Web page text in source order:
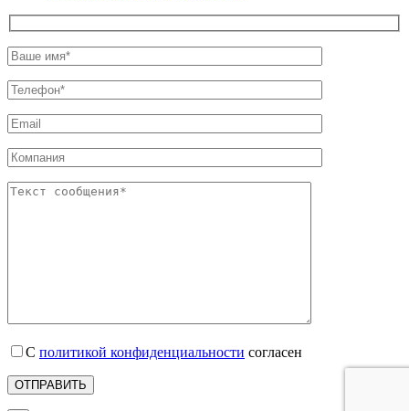
С политикой конфиденциальности согласен